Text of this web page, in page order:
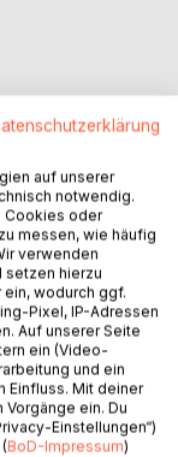
ein liebevoll
Die
besondere
Buch
Spannung mit
und
auf unserer
notwendig.
Cookies oder
messen, wie häufig
verwenden
setzen hierzu
wodurch ggf.
Pixel, IP-Adressen
Auf unserer Seite
ein (Video-
und ein
Einfluss. Mit deiner
ein. Du
Einstellungen“)
BoD-Impressum)